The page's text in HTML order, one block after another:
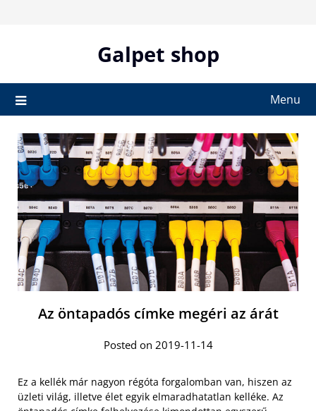
Galpet shop
Menu
Az öntapadós címke megéri az árát
Posted on 2019-11-14
Ez a kellék már nagyon régóta forgalomban van, hiszen az
üzleti világ, illetve élet egyik elmaradhatatlan kelléke. Az